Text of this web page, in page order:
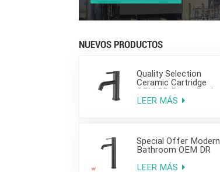
NUEVOS PRODUCTOS
Quality Selection
Ceramic Cartridge
OEM DR Brass Basin
Taps For Home Hotel
LEER MÁS
Special Offer Modern
Bathroom OEM DR
Home Hotel Project
LEER MÁS